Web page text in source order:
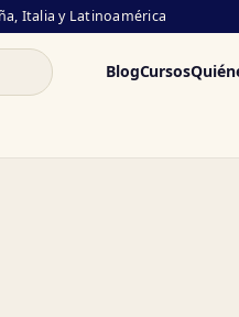
Italia y Latinoamérica
BlogCursos